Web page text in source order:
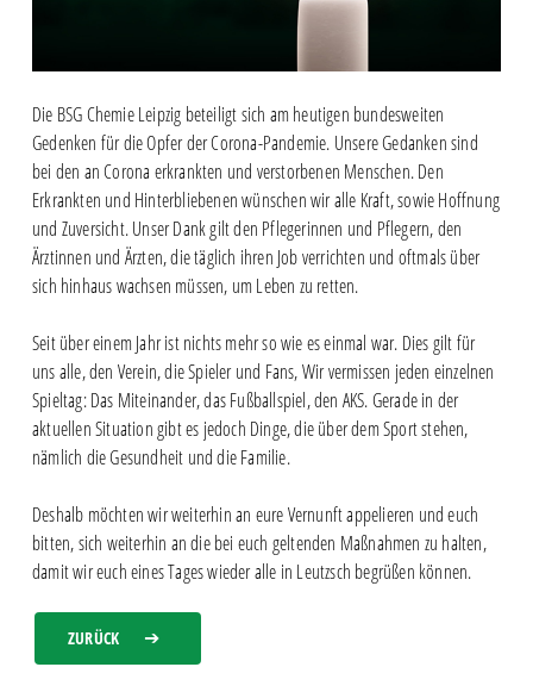
Die BSG Chemie Leipzig beteiligt sich am heutigen bundesweiten
Gedenken für die Opfer der Corona-Pandemie. Unsere Gedanken sind
bei den an Corona erkrankten und verstorbenen Menschen. Den
Erkrankten und Hinterbliebenen wünschen wir alle Kraft, sowie Hoffnung
und Zuversicht. Unser Dank gilt den Pflegerinnen und Pflegern, den
Ärztinnen und Ärzten, die täglich ihren Job verrichten und oftmals über
sich hinhaus wachsen müssen, um Leben zu retten.
Seit über einem Jahr ist nichts mehr so wie es einmal war. Dies gilt für
uns alle, den Verein, die Spieler und Fans, Wir vermissen jeden einzelnen
Spieltag: Das Miteinander, das Fußballspiel, den AKS. Gerade in der
aktuellen Situation gibt es jedoch Dinge, die über dem Sport stehen,
nämlich die Gesundheit und die Familie.
Deshalb möchten wir weiterhin an eure Vernunft appelieren und euch
bitten, sich weiterhin an die bei euch geltenden Maßnahmen zu halten,
damit wir euch eines Tages wieder alle in Leutzsch begrüßen können.
ZURÜCK